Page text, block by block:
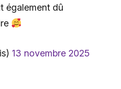
également dû
13 novembre 2025